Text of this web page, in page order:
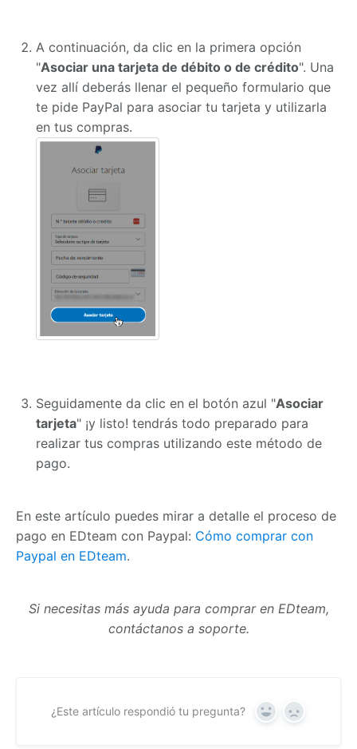
A continuación, da clic en la primera opción
"Asociar una tarjeta de débito o de crédito". Una
vez allí deberás llenar el pequeño formulario que
te pide PayPal para asociar tu tarjeta y utilizarla
en tus compras.
Seguidamente da clic en el botón azul "Asociar
tarjeta" ¡y listo! tendrás todo preparado para
realizar tus compras utilizando este método de
pago.
En este artículo puedes mirar a detalle el proceso de
pago en EDteam con Paypal: Cómo comprar con
Paypal en EDteam.
Si necesitas más ayuda para comprar en EDteam,
contáctanos a soporte.
¿Este artículo respondió tu pregunta? Yes No